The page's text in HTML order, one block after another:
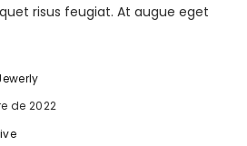
risus feugiat. At augue eget
de 2022